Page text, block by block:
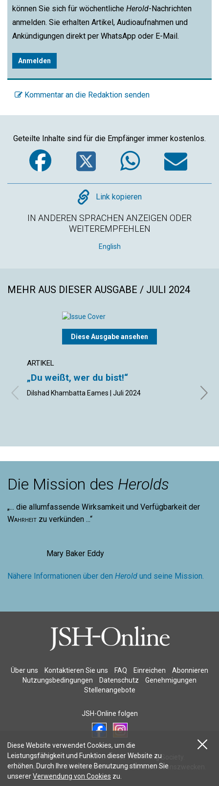
können Sie sich für wöchentliche Herold-Nachrichten
anmelden. Sie erhalten Artikel, Audioaufnahmen und
Ankündigungen direkt per WhatsApp oder E-Mail.
Anmelden
Kommentar an die Redaktion senden
Geteilte Inhalte sind für die Empfänger immer kostenlos.
Facebook
Twitter
Copy
Link kopieren
IN ANDEREN SPRACHEN ANZEIGEN ODER
WEITEREMPFEHLEN
English
MEHR AUS DIESER AUSGABE / JULI 2024
Diese Ausgabe ansehen
ARTIKEL
„Du weißt, wer du bist!“
Dilshad Khambatta Eames | Juli 2024
Die Mission des Herolds
„... die allumfassende Wirksamkeit und Verfügbarkeit der
Wahrheit zu verkünden ...“
Mary Baker Eddy
Nähere Informationen über den Herold und seine Mission.
Über uns Kontaktieren Sie uns FAQ Einreichen
Abonnieren
Nutzungsbedingungen
Datenschutz
Genehmigungen
Stellenangebote
JSH-Online folgen
© 2026 The Christian Science Publishing Society.
Die abgebildeten Personen dienen nur zu Illustrationszwecken.
Diese Website verwendet Cookies, um die
Leistungsfähigkeit und Funktion dieser Website zu
erhöhen. Durch Ihre weitere Benutzung stimmen Sie
unsererVerwendung von Cookies zu.